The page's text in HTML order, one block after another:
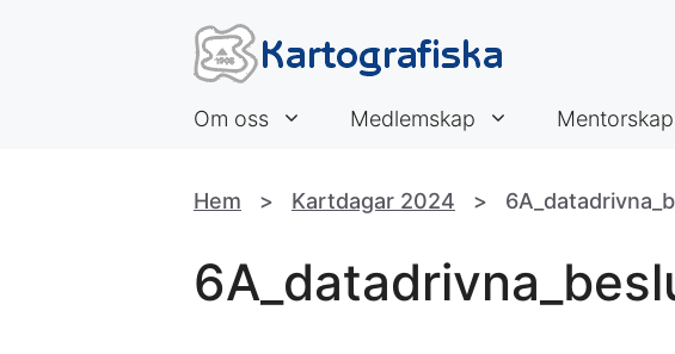
Om oss Medlemskap Mentorskap
Hem > Kartdagar 2024 >